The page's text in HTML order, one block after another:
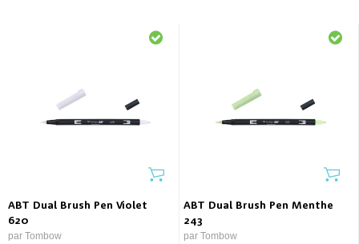
ABT Dual Brush Pen Violet
620
par Tombow
ABT Dual Brush Pen Menthe
243
par Tombow